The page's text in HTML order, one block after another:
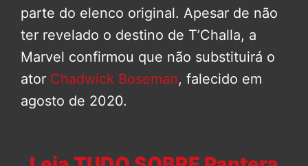
parte do elenco original. Apesar de não
ter revelado o destino de T’Challa, a
Marvel confirmou que não substituirá o
ator Chadwick Boseman, falecido em
agosto de 2020.